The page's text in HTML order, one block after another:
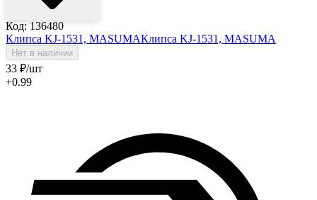
Код: 136480
Клипса KJ-1531, MASUMAКлипса KJ-1531, MASUMA
Нет в наличии
33 ₽/шт
+0.99